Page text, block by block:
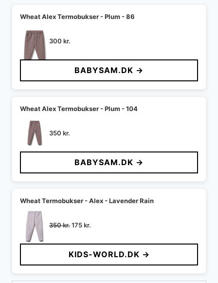
Wheat Alex Termobukser - Plum - 86
300 kr.
BABYSAM.DK →
Wheat Alex Termobukser - Plum - 104
350 kr.
BABYSAM.DK →
Wheat Termobukser - Alex - Lavender Rain
350kr.Den
pris
var:
350 kr..
175kr.
pris
er:
175 kr..
KIDS-WORLD.DK →